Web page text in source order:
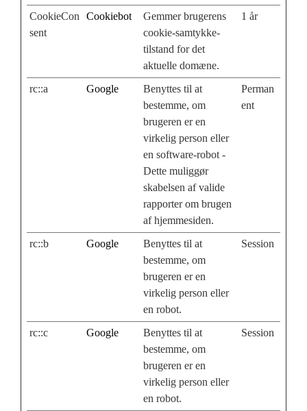
CookieCon
sent
Cookiebot
Gemmer brugerens
cookie-samtykke-
tilstand for det
aktuelle domæne.
1 år
rc::a Google
Benyttes til at
bestemme, om
brugeren er en
virkelig person eller
en software-robot -
Dette muliggør
skabelsen af valide
rapporter om brugen
af hjemmesiden.
Perman
ent
rc::b Google
Benyttes til at
bestemme, om
brugeren er en
virkelig person eller
en robot.
Session
rc::c Google
Benyttes til at
bestemme, om
brugeren er en
virkelig person eller
en robot.
Session